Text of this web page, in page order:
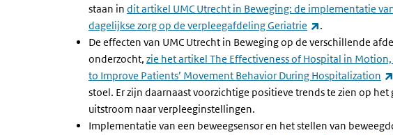
staan in dit artikel UMC Utrecht in Beweging: de implementatie
dagelijkse zorg op de verpleegafdeling Geriatrie
(externe link)
.
De effecten van UMC Utrecht in Beweging op de verschillende
onderzocht, zie het artikel The Effectiveness of Hospital in
to Improve Patients’ Movement Behavior During Hospitalization
stoel. Er zijn daarnaast voorzichtige positieve trends te zien op
uitstroom naar verpleeginstellingen.
Implementatie van een beweegsensor en het stellen van